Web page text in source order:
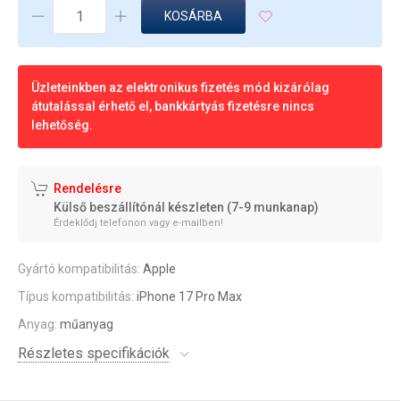
KOSÁRBA
Üzleteinkben az elektronikus fizetés mód kizárólag
átutalással érhető el, bankkártyás fizetésre nincs
lehetőség.
Rendelésre
Külső beszállítónál készleten (7-9 munkanap)
Érdeklődj telefonon vagy e-mailben!
Gyártó kompatibilitás: Apple
Típus kompatibilitás: iPhone 17 Pro Max
Anyag: műanyag
Részletes specifikációk